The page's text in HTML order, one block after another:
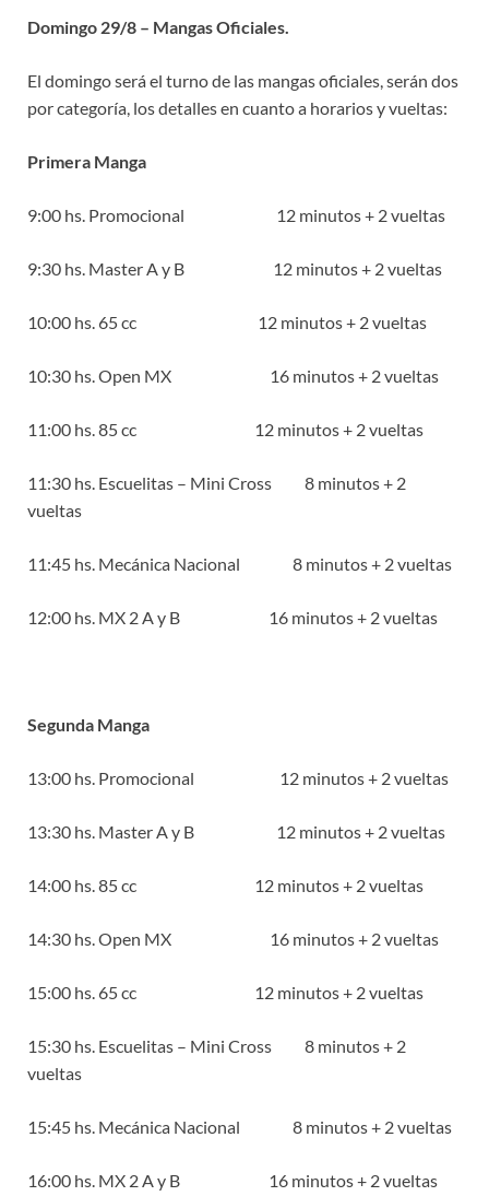
Domingo 29/8 – Mangas Oficiales.
El domingo será el turno de las mangas oficiales, serán dos
por categoría, los detalles en cuanto a horarios y vueltas:
Primera Manga
9:00 hs. Promocional 12 minutos + 2 vueltas
9:30 hs. Master A y B 12 minutos + 2 vueltas
10:00 hs. 65 cc 12 minutos + 2 vueltas
10:30 hs. Open MX 16 minutos + 2 vueltas
11:00 hs. 85 cc 12 minutos + 2 vueltas
11:30 hs. Escuelitas – Mini Cross 8 minutos + 2
vueltas
11:45 hs. Mecánica Nacional 8 minutos + 2 vueltas
12:00 hs. MX 2 A y B 16 minutos + 2 vueltas
Segunda Manga
13:00 hs. Promocional 12 minutos + 2 vueltas
13:30 hs. Master A y B 12 minutos + 2 vueltas
14:00 hs. 85 cc 12 minutos + 2 vueltas
14:30 hs. Open MX 16 minutos + 2 vueltas
15:00 hs. 65 cc 12 minutos + 2 vueltas
15:30 hs. Escuelitas – Mini Cross 8 minutos + 2
vueltas
15:45 hs. Mecánica Nacional 8 minutos + 2 vueltas
16:00 hs. MX 2 A y B 16 minutos + 2 vueltas